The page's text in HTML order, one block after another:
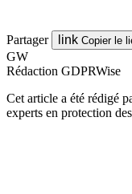
Partager link Copier le
GW
Rédaction GDPRWise
Cet article a été rédigé
experts en protection